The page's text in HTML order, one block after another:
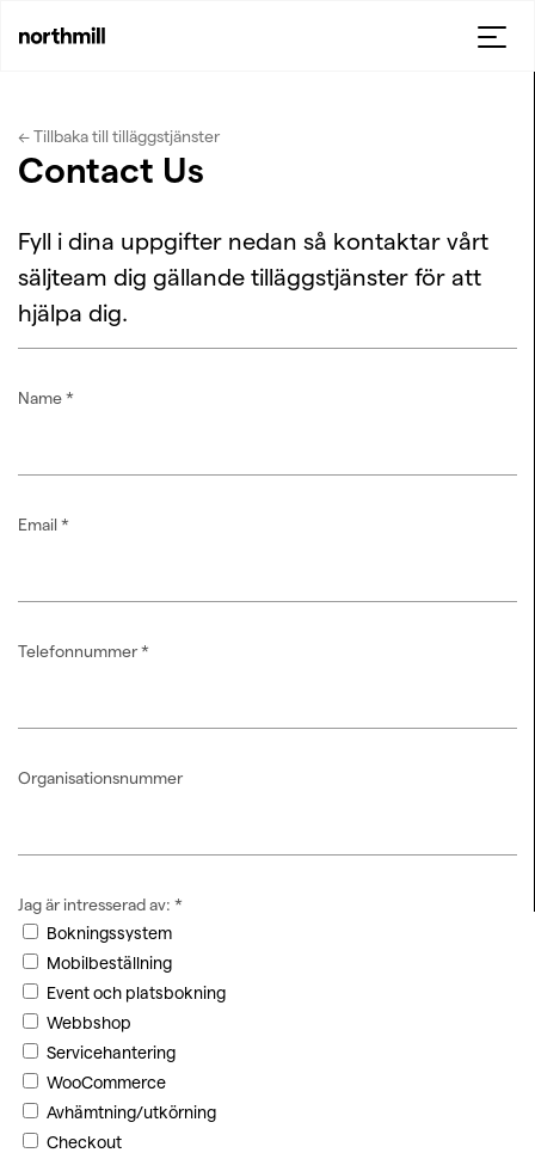
← Tillbaka till tilläggstjänster
Contact Us
Fyll i dina uppgifter nedan så kontaktar vårt
säljteam dig gällande tilläggstjänster för att
hjälpa dig.
Name*
Email*
Telefonnummer*
Organisationsnummer
Jag är intresserad av: *
Bokningssystem
Mobilbeställning
Event och platsbokning
Webbshop
Servicehantering
WooCommerce
Avhämtning/utkörning
Checkout